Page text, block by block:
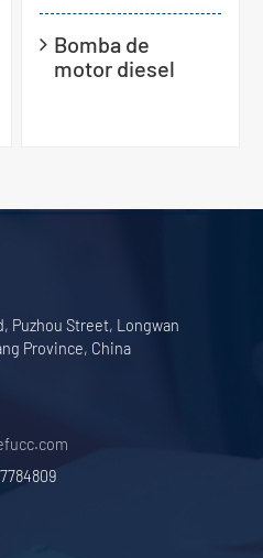
Bomba de
motor diesel
Puzhou Street, Longwan
Province, China